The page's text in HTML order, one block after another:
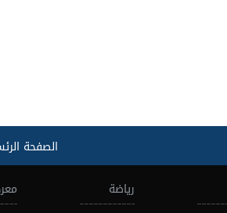
الصفحة
رياضة